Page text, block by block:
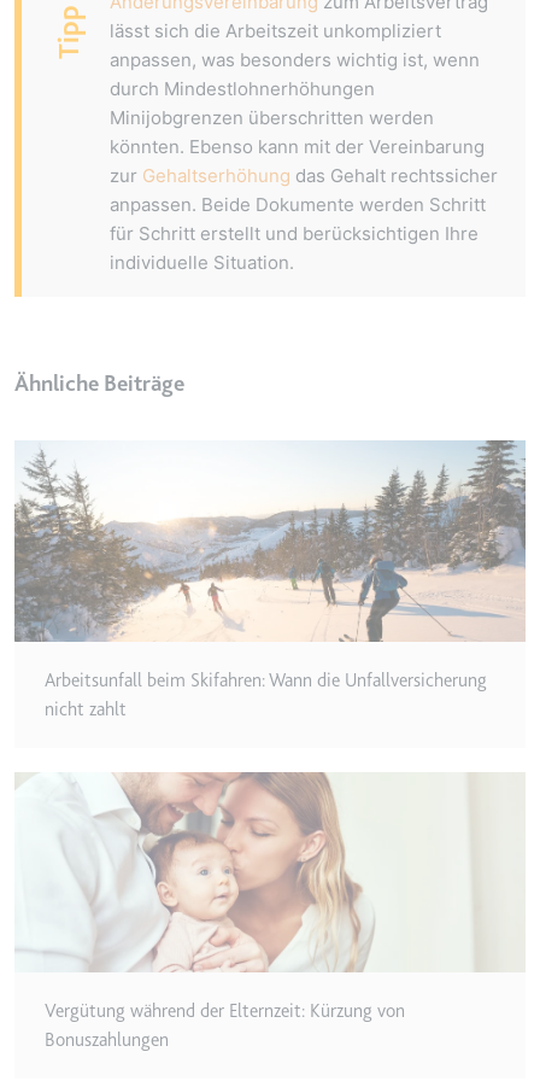
verfolgen.
Ablauf:
180 Tage
LAST_RESULT_ENTRY_KEY
Anbieter:
Zweck:
Wird verwendet, um die
Ablauf:
Sitzung
LogsDatabaseV2:V#||LogsRequestsStore
Anbieter:
youtube.com
Zweck:
Wird verwendet, um die
Interaktion der Nutzer mit
eingebetteten Inhalten zu
Ablauf:
Beständig
ServiceWorkerLogsDatabase#SWHealthLog
Anbieter:
youtube.com
Notwendig für die
Implementierung und
Funktionalität von YouTube-
Videoinhalten auf der Website.
Ablauf:
Beständig
Typ:
Tipp
lässt sich die Arbeitszeit unkompliziert
anpassen, was besonders wichtig ist, wenn
durch Mindestlohnerhöhungen
Minijobgrenzen überschritten werden
könnten. Ebenso kann mit der Vereinbarung
zur Gehaltserhöhung das Gehalt rechtssicher
anpassen. Beide Dokumente werden Schritt
für Schritt erstellt und berücksichtigen Ihre
individuelle Situation.
Ähnliche Beiträge
Arbeitsunfall beim Skifahren: Wann die Unfallversicherung
nicht zahlt
Vergütung während der Elternzeit: Kürzung von
Bonuszahlungen